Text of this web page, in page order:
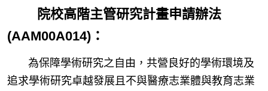
院校高階主管研究計畫申請辦法
(AAM00A014)：
為保障學術研究之自由，共營良好的學術環境及
追求學術研究卓越發展且不與醫療志業體與教育志業